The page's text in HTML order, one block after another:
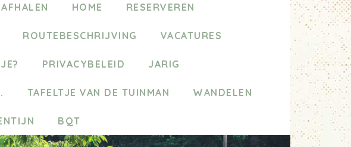
AFHALEN HOME RESERVEREN
ROUTEBESCHRIJVING VACATURES
PRIVACYBELEID JARIG
TAFELTJE VAN DE TUINMAN WANDELEN
BQT